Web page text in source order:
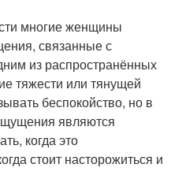
многие женщины
связанные с
из распространённых
тяжести или тянущей
беспокойство, но в
являются
когда это
стоит насторожиться и